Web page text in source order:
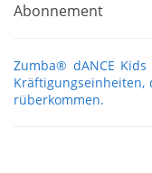
Abonnement
Zumba® dANCE
rüberkommen.